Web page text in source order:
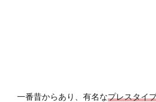
一番昔からあり、有名なプレスタイ